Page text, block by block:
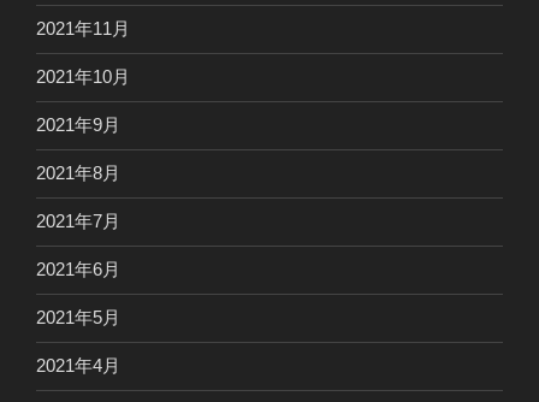
2021年11月
2021年10月
2021年9月
2021年8月
2021年7月
2021年6月
2021年5月
2021年4月